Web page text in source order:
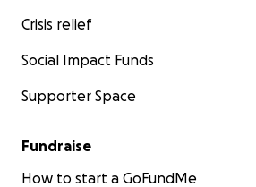
Crisis relief
Social Impact Funds
Supporter Space
Fundraise
How to start a GoFundMe